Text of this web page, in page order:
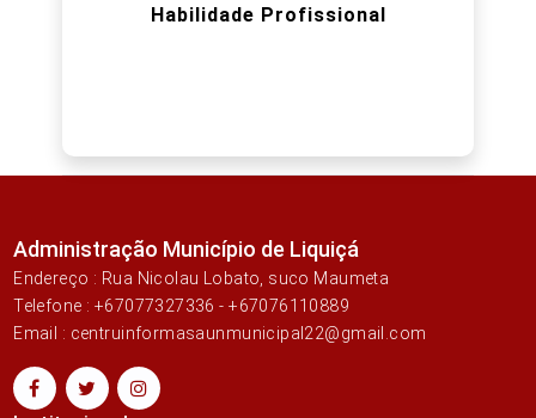
Habilidade Profissional
Administração Município de Liquiçá
Endereço : Rua Nicolau Lobato, suco Maumeta
Telefone : +67077327336 - +67076110889
Email : centruinformasaunmunicipal22@gmail.com